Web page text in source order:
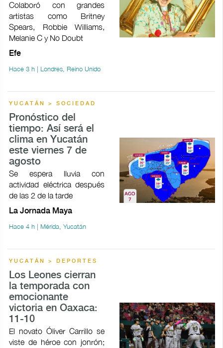
Colaboró con grandes
artistas como Britney
Spears, Robbie Williams,
Melanie C y No Doubt
Efe
Hace 3 h | Londres, Reino Unido
YUCATÁN > SOCIEDAD
Pronóstico del
tiempo: Así será el
clima en Yucatán
este viernes 7 de
agosto
Se espera lluvia con
actividad eléctrica después
de las 2 de la tarde
La Jornada Maya
Hace 4 h | Mérida, Yucatán
YUCATÁN > DEPORTES
Los Leones cierran
la temporada con
emocionante
victoria en Oaxaca:
11-10
El novato Óliver Carrillo se
viste de héroe con jonrón;